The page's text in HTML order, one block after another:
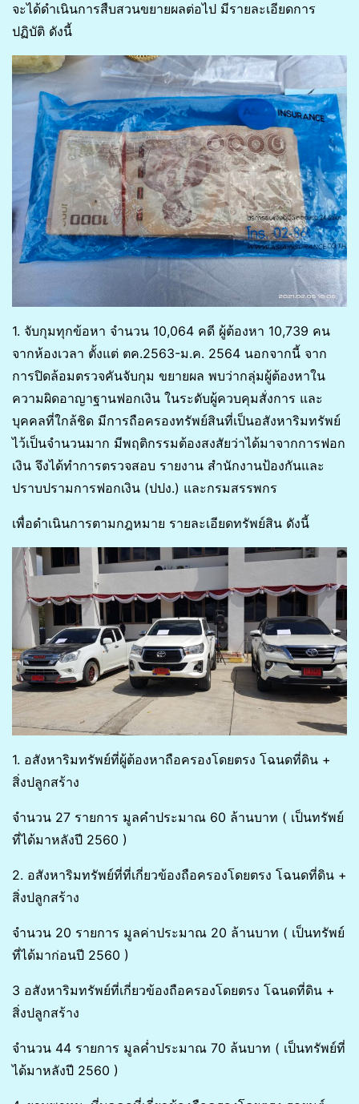
จะได้ดำเนินการสืบสวนขยายผลต่อไป มีรายละเอียดการ
ปฏิบัติ ดังนี้
1. จับกุมทุกข้อหา จำนวน 10,064 คดี ผู้ต้องหา 10,739 คน
จากห้องเวลา ตั้งแต่ ตค.2563-ม.ค. 2564 นอกจากนี้ จาก
การปิดล้อมตรวจคันจับกุม ขยายผล พบว่ากลุ่มผู้ต้องหาใน
ความผิดอาญาฐานฟอกเงิน ในระดับผู้ควบคุมสั่งการ และ
บุคคลที่ใกล้ชิด มีการถือครองทรัพย์สินที่เป็นอสังหาริมทรัพย์
ไว้เป็นจำนวนมาก มีพฤติกรรมต้องสงสัยว่าได้มาจากการฟอก
เงิน จึงได้ทำการตรวจสอบ รายงาน สำนักงานป้องกันและ
ปราบปรามการฟอกเงิน (ปปง.) และกรมสรรพกร
เพื่อดำเนินการตามกฎหมาย รายละเอียดทรัพย์สิน ดังนี้
1. อสังหาริมทรัพย์ที่ผู้ต้องหาถือครองโดยตรง โฉนดที่ดิน +
สิ่งปลูกสร้าง
จำนวน 27 รายการ มูลคำประมาณ 60 ล้านบาท ( เป็นทรัพย์
ที่ได้มาหลังปี 2560 )
2. อสังหาริมทรัพย์ที่ที่เกี่ยวข้องถือครองโดยตรง โฉนดที่ดิน +
สิ่งปลูกสร้าง
จำนวน 20 รายการ มูลค่าประมาณ 20 ล้านบาท ( เป็นทรัพย์
ที่ได้มาก่อนปี 2560 )
3 อสังหาริมทรัพย์ที่เกี่ยวข้องถือครองโดยตรง โฉนดที่ดิน +
สิ่งปลูกสร้าง
จำนวน 44 รายการ มูลค่ำประมาณ 70 ล้นบาท ( เป็นทรัพย์ที่
ได้มาหลังปี 2560 )